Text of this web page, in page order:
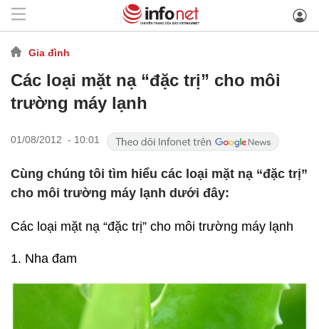
Gia đình
Các loại mặt nạ “đặc trị” cho môi
trường máy lạnh
01/08/2012 - 10:01
Cùng chúng tôi tìm hiểu các loại mặt nạ “đặc trị”
cho môi trường máy lạnh dưới đây:
Các loại mặt nạ “đặc trị” cho môi trường máy lạnh
1. Nha đam